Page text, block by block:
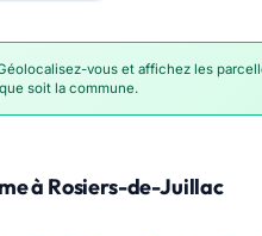
vous et affichez les
soit la commune.
à Rosiers-de-Juillac